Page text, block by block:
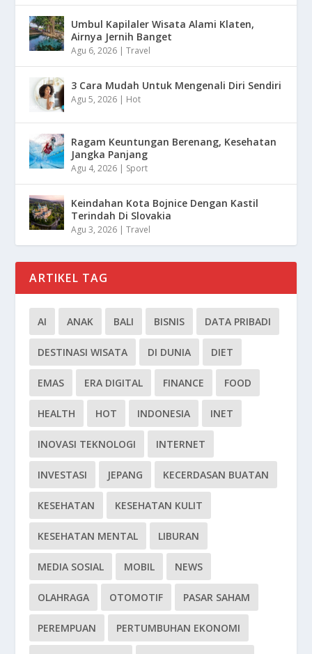
Umbul Kapilaler Wisata Alami Klaten,
Airnya Jernih Banget
Agu 6, 2026 |Travel
3 Cara Mudah Untuk Mengenali Diri Sendiri
Agu 5, 2026 | Hot
Ragam Keuntungan Berenang, Kesehatan
Jangka Panjang
Agu 4, 2026 | Sport
Keindahan Kota Bojnice Dengan Kastil
Terindah Di Slovakia
Agu 3, 2026 |Travel
ARTIKEL TAG
AI ANAK BALI BISNIS DATA PRIBADI
DESTINASI WISATA DI DUNIA DIET
EMAS ERA DIGITAL FINANCE FOOD
HEALTH HOT INDONESIA INET
INOVASI TEKNOLOGI INTERNET
INVESTASI JEPANG KECERDASAN BUATAN
KESEHATAN KESEHATAN KULIT
KESEHATAN MENTAL LIBURAN
MEDIA SOSIAL MOBIL NEWS
OLAHRAGA OTOMOTIF PASAR SAHAM
PEREMPUAN PERTUMBUHAN EKONOMI